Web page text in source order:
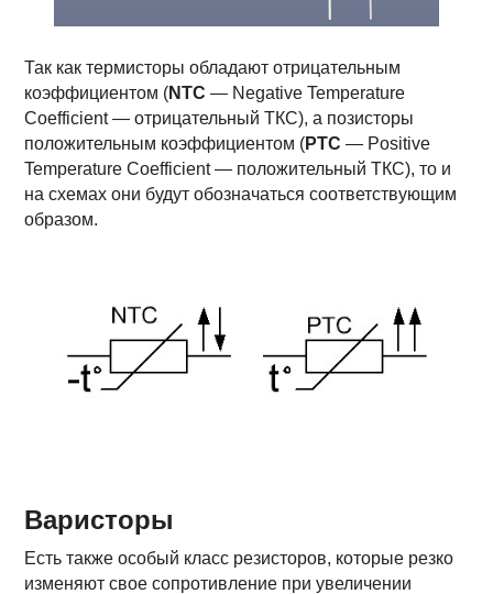
Так как термисторы обладают отрицательным
коэффициентом (NTC — Negative Temperature
Coefficient — отрицательный ТКС), а позисторы
положительным коэффициентом (РТС — Positive
Temperature Coefficient — положительный ТКС), то и
на схемах они будут обозначаться соответствующим
образом.
Варисторы
Есть также особый класс резисторов, которые резко
изменяют свое сопротивление при увеличении